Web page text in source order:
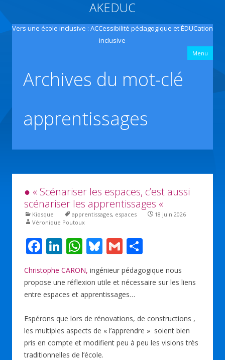
AKEDUC
Vers une école inclusive : ACCessibilité pédagogique et ÉDUCation
inclusive
Menu
Archives du mot-clé
apprentissages
● « Scénariser les espaces, c’est aussi
scénariser les apprentissages «
Kiosque apprentissages, espaces
18 juin 2026
Véronique Poutoux
F
ac
e
b
o
k
Li
n
k
e
dI
n
W
h
at
s
A
p
p
Bl
u
e
sk
G
m
ai
l
ar
ta
Christophe CARON, ingénieur pédagogique nous
propose une réflexion utile et nécessaire sur les liens
entre espaces et apprentissages…
Espérons que lors de rénovations, de constructions ,
les multiples aspects de « l’apprendre » soient bien
pris en compte et modifient peu à peu les visions très
traditionnelles de l’école.